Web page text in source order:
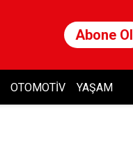
Abone Ol
OTOMOTIV YAŞAM